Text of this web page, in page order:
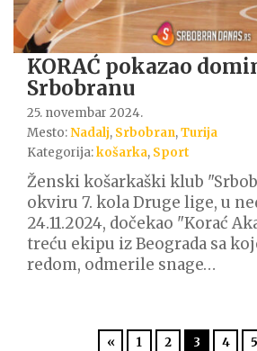
KORAĆ pokazao
Srbobranu
25. novembar 2024.
Mesto:Nadalj, Srbobran,Turija
Kategorija:košarka, Sport
Ženski košarkaški klub
okviru 7. kola Druge lige, u
24.11.2024, dočekao "Korać
treću ekipu iz Beograda sa
redom, odmerile snage…
« 1 2 3 4 5